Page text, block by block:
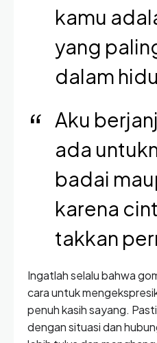
kamu
yang
dalam
Aku
ada
badai
karena
takkan
Ingatlah selalu bahwa
cara untuk
penuh kasih sayang.
dengan situasi dan